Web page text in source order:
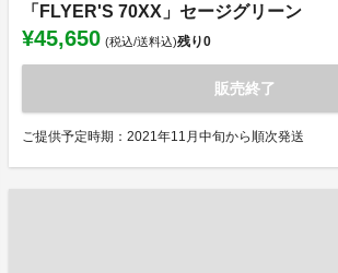
「FLYER'S 70XX」セージグリーン
¥45,650 (税込/送料込)残り0
販売終了
ご提供予定時期：2021年11月中旬から順次発送